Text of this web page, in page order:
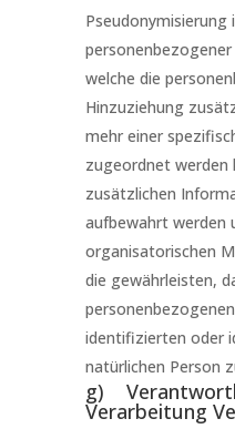
welche die
Hinzuziehung
mehr einer
zugeordnet werden
zusätzlichen
aufbewahrt werden
organisatorischen
die gewährleisten,
identifizierten oder
natürlichen Person
g)
Verarbeitung